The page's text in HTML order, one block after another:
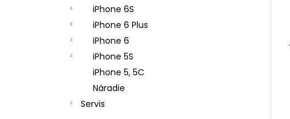
iPhone 6S
iPhone 6 Plus
iPhone 6
iPhone 5S
iPhone 5, 5C
Náradie
Servis